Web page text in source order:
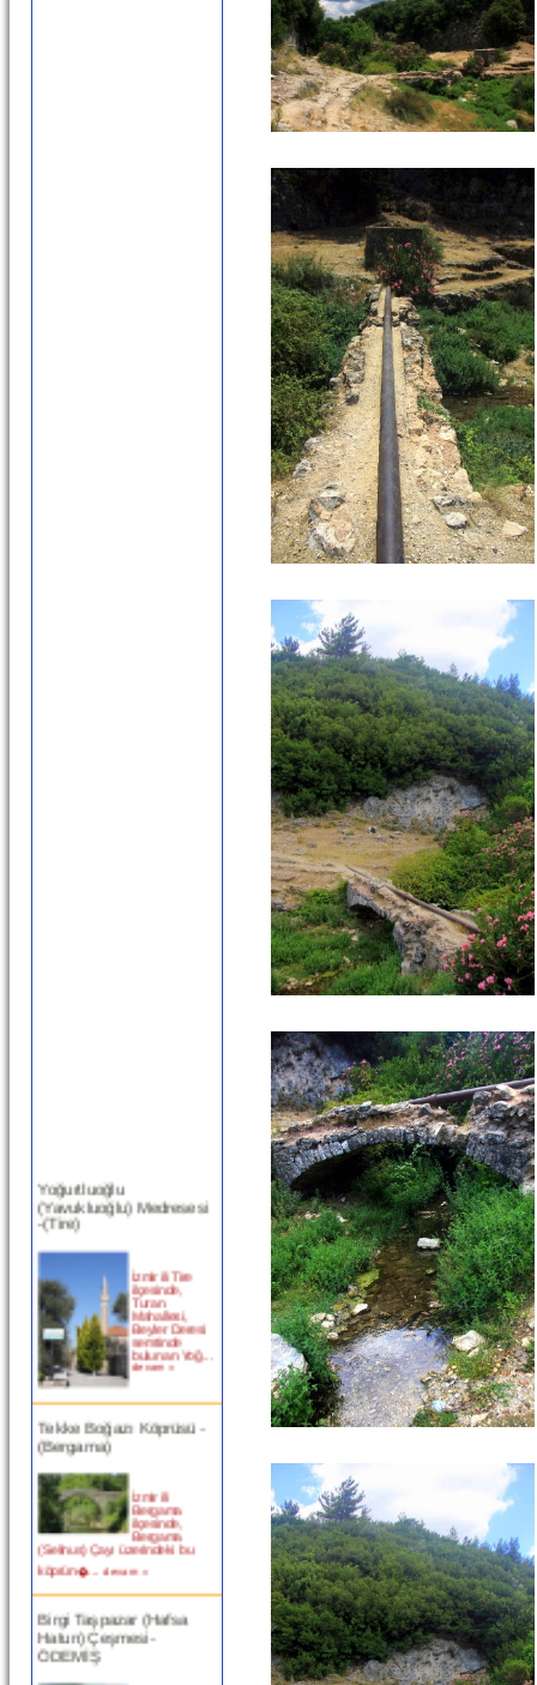
(Yavukluoğlu) Medresesi
-(Tire)
ilçesinde,
Turan
Mahallesi,
Beyler Deresi
semtinde
bulunan Yoğ...
devam »
Tekke Boğazı Köprüsü -
(Bergama)
Bergama
ilçesinde,
Bergama
(Selinus) Çayı üzerindeki bu
köprün�... devam »
Birgi Taşpazar (Hafsa
Hatun) Çeşmesi-
ÖDEMİŞ